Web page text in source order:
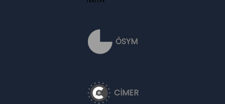
ÖSYM
CİMER